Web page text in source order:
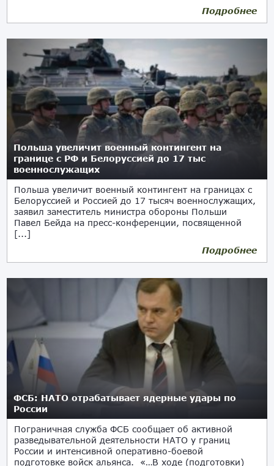
Подробнее
Польша увеличит военный контингент на
границе с РФ и Белоруссией до 17 тыс
военнослужащих
Польша увеличит военный контингент на границах с
Белоруссией и Россией до 17 тысяч военнослужащих,
заявил заместитель министра обороны Польши
Павел Бейда на пресс-конференции, посвященной
[...]
Подробнее
ФСБ: НАТО отрабатывает ядерные удары по
России
Пограничная служба ФСБ сообщает об активной
разведывательной деятельности НАТО у границ
России и интенсивной оперативно-боевой
подготовке войск альянса. «…В ходе (подготовки)